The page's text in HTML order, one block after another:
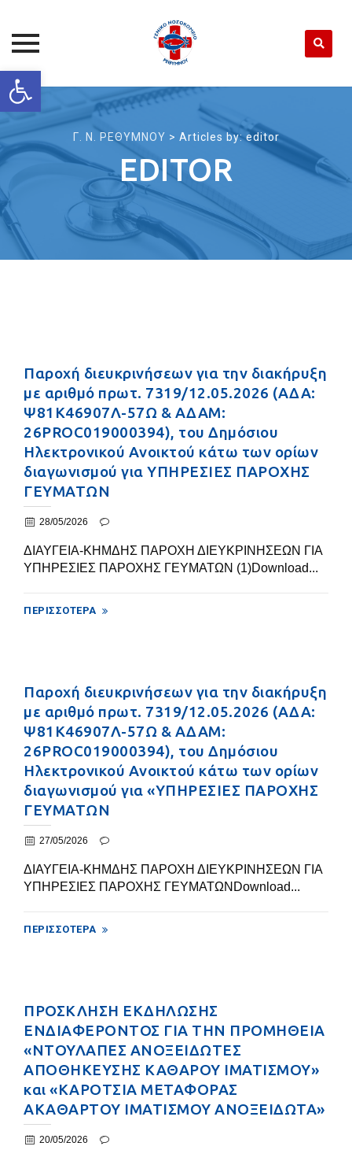
Open toolbar
Skip
to
Γ. Ν. ΡΕΘΥΜΝΟΥ > Articles by: editor
EDITOR
Παροχή διευκρινήσεων για την διακήρυξη
με αριθμό πρωτ. 7319/12.05.2026 (ΑΔΑ:
Ψ81Κ46907Λ-57Ω & ΑΔΑΜ:
26PROC019000394), του Δημόσιου
Ηλεκτρονικού Ανοικτού κάτω των ορίων
διαγωνισμού για ΥΠΗΡΕΣΙΕΣ ΠΑΡΟΧΗΣ
ΓΕΥΜΑΤΩΝ
28/05/2026
ΔΙΑΥΓΕΙΑ-ΚΗΜΔΗΣ ΠΑΡΟΧΗ ΔΙΕΥΚΡΙΝΗΣΕΩΝ ΓΙΑ
ΥΠΗΡΕΣΙΕΣ ΠΑΡΟΧΗΣ ΓΕΥΜΑΤΩΝ (1)Download...
ΠΕΡΙΣΣΌΤΕΡΑ
Παροχή διευκρινήσεων για την διακήρυξη
με αριθμό πρωτ. 7319/12.05.2026 (ΑΔΑ:
Ψ81Κ46907Λ-57Ω & ΑΔΑΜ:
26PROC019000394), του Δημόσιου
Ηλεκτρονικού Ανοικτού κάτω των ορίων
διαγωνισμού για «ΥΠΗΡΕΣΙΕΣ ΠΑΡΟΧΗΣ
ΓΕΥΜΑΤΩΝ
27/05/2026
ΔΙΑΥΓΕΙΑ-ΚΗΜΔΗΣ ΠΑΡΟΧΗ ΔΙΕΥΚΡΙΝΗΣΕΩΝ ΓΙΑ
ΥΠΗΡΕΣΙΕΣ ΠΑΡΟΧΗΣ ΓΕΥΜΑΤΩΝDownload...
ΠΕΡΙΣΣΌΤΕΡΑ
ΠΡΟΣΚΛΗΣΗ ΕΚΔΗΛΩΣΗΣ
ΕΝΔΙΑΦΕΡΟΝΤΟΣ ΓΙΑ ΤΗΝ ΠΡΟΜΗΘΕΙΑ
«ΝΤΟΥΛΑΠΕΣ ΑΝΟΞΕΙΔΩΤΕΣ
ΑΠΟΘΗΚΕΥΣΗΣ ΚΑΘΑΡΟΥ ΙΜΑΤΙΣΜΟΥ»
και «ΚΑΡΟΤΣΙΑ ΜΕΤΑΦΟΡΑΣ
ΑΚΑΘΑΡΤΟΥ ΙΜΑΤΙΣΜΟΥ ΑΝΟΞΕΙΔΩΤΑ»
20/05/2026